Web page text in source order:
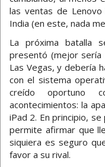
las ventas de Lenovo
India (en este, nada
La próxima batalla
presentó (mejor sería
Las Vegas, y debería
con el sistema
creído oportuno
acontecimientos: la
iPad 2. En principio,
permite afirmar que
siquiera es seguro
favor a su rival.